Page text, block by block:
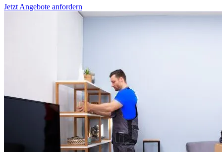
Jetzt Angebote anfordern